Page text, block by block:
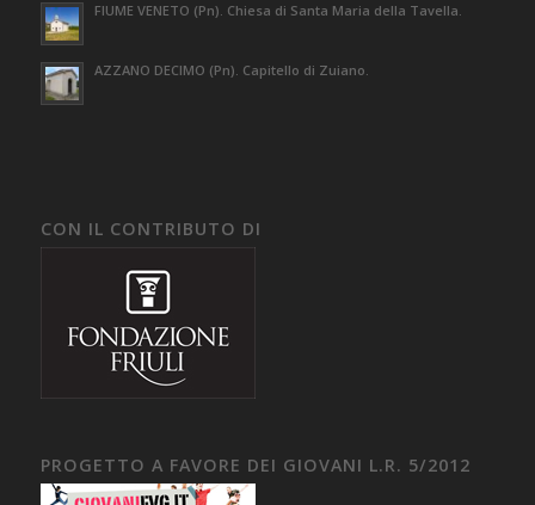
FIUME VENETO (Pn). Chiesa di Santa Maria della Tavella.
AZZANO DECIMO (Pn). Capitello di Zuiano.
CON IL CONTRIBUTO DI
PROGETTO A FAVORE DEI GIOVANI L.R. 5/2012